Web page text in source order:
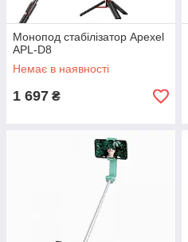
Монопод стабілізатор Apexel
APL-D8
Немає в наявності
1 697 ₴